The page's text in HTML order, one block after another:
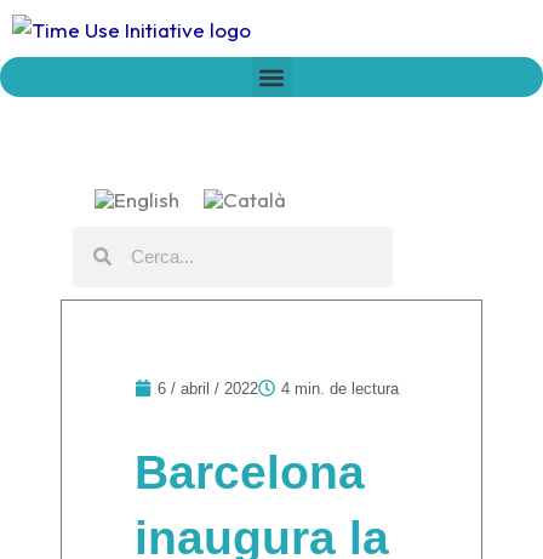
Vés
contingut
6 / abril / 2022 4 min. de lectura
Barcelona
inaugura la